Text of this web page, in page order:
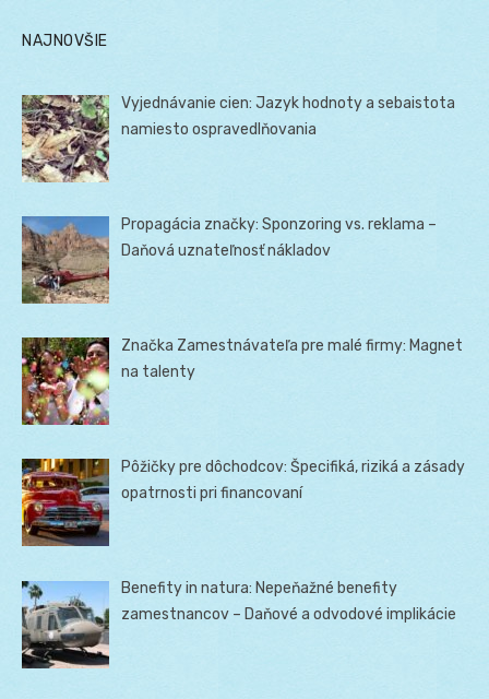
NAJNOVŠIE
Vyjednávanie cien: Jazyk hodnoty a sebaistota
namiesto ospravedlňovania
Propagácia značky: Sponzoring vs. reklama –
Daňová uznateľnosť nákladov
Značka Zamestnávateľa pre malé firmy: Magnet
na talenty
Pôžičky pre dôchodcov: Špecifiká, riziká a zásady
opatrnosti pri financovaní
Benefity in natura: Nepeňažné benefity
zamestnancov – Daňové a odvodové implikácie